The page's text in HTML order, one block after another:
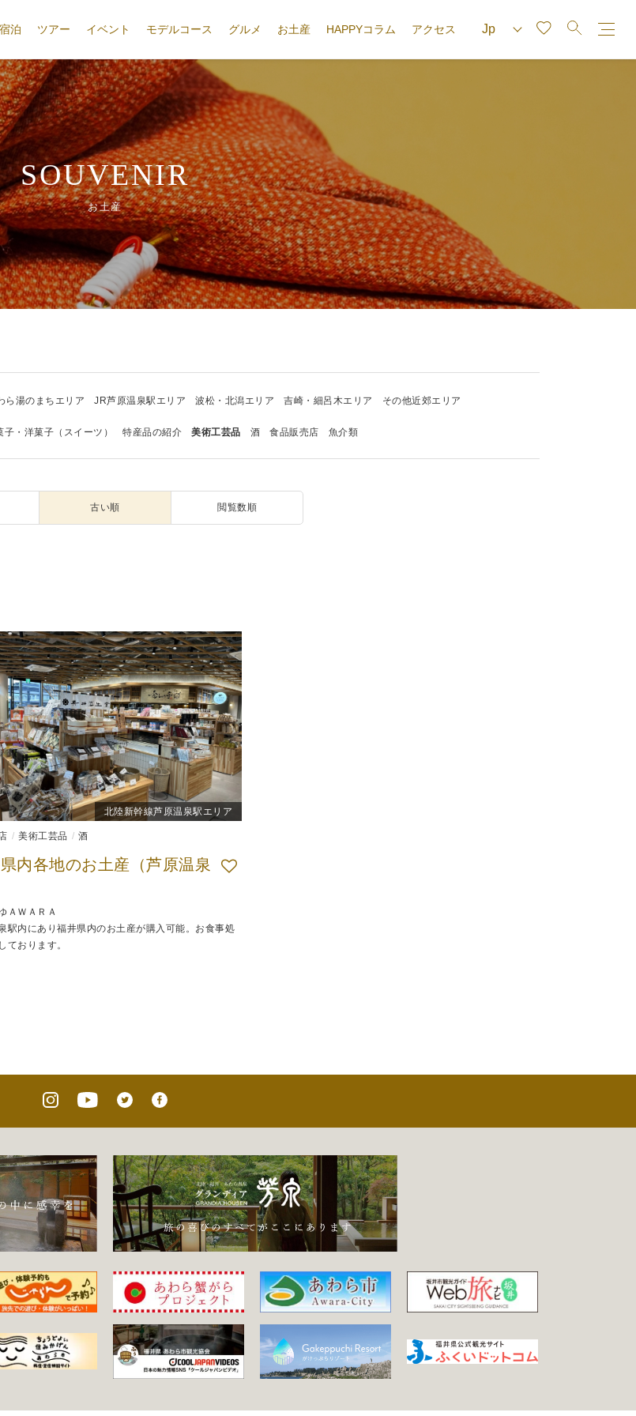
宿泊 ツアー イベント モデルコース グルメ お土産 HAPPYコラム アクセス
SOUVENIR
お土産
ら湯のまちエリア JR芦原温泉駅エリア 波松・北潟エリア 吉崎・細呂木エリア その他近郊エリア
子・洋菓子（スイーツ） 特産品の紹介 美術工芸品 酒 食品販売店 魚介類
古い順 閲覧数順
北陸新幹線芦原温泉駅エリア
美術工芸品 酒
内各地のお土産（芦原温泉
ＡＷＡＲＡ
駅内にあり福井県内のお土産が購入可能。お食事処
ております。